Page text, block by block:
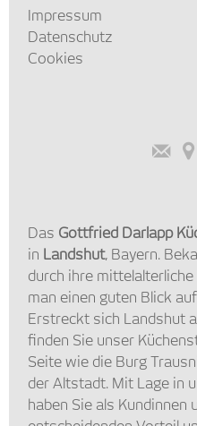
Impressum
Datenschutz
Cookies
 
Das Gottfried Darlapp
in Landshut, Bayern.
durch ihre
man einen guten Blick
Erstreckt sich Landshut
finden Sie unser
Seite wie die Burg
der Altstadt. Mit Lage in
haben Sie als Kundinnen